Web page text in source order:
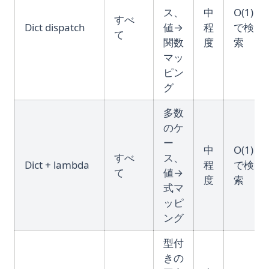
Dict dispatch
すべ
て
ス、
値→
関数
マッ
ピン
グ
中
程
度
O(1)
で検
索
Dict + lambda
すべ
て
多数
のケ
ー
ス、
値→
式マ
ッピ
ング
中
程
度
O(1)
で検
索
型付
きの